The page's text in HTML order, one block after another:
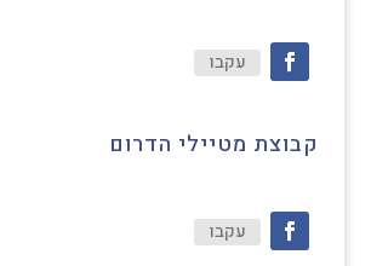
עקבו
קבוצת מטיילי הדרום
עקבו